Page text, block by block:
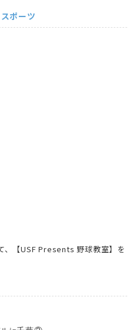
ポーツ
、【USF Presents 野球教室】を